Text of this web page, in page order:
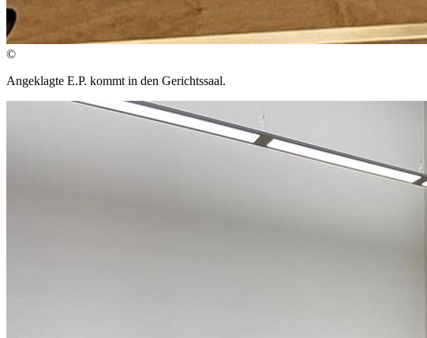
©
Angeklagte E.P. kommt in den Gerichtssaal.